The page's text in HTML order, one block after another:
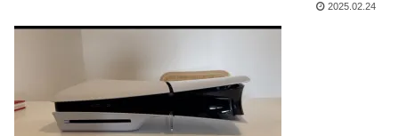
2025.02.24